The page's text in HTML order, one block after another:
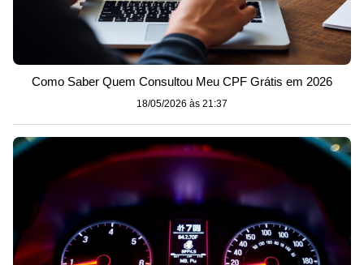
Como Saber Quem Consultou Meu CPF Grátis em 2026
18/05/2026 às 21:37